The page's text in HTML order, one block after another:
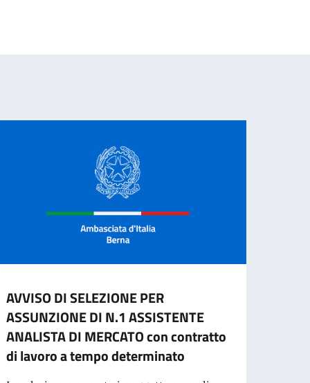
AVVISO DI SELEZIONE PER
ASSUNZIONE DI N.1 ASSISTENTE
ANALISTA DI MERCATO con contratto
di lavoro a tempo determinato